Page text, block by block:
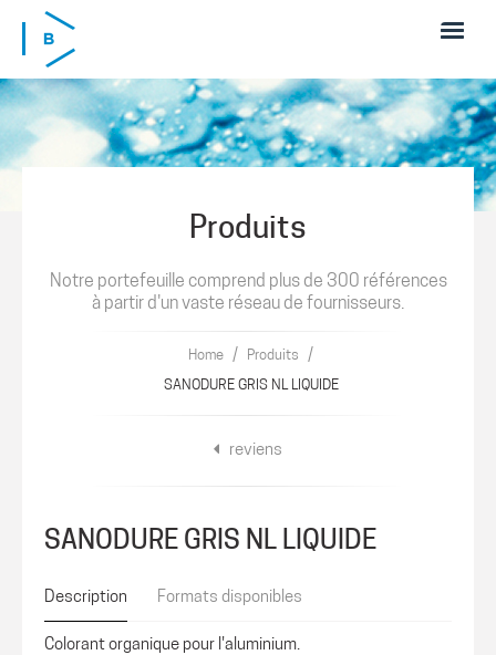
Skip to main content
Produits
Notre portefeuille comprend plus de 300 références
à partir d'un vaste réseau de fournisseurs.
Home / Produits /
SANODURE GRIS NL LIQUIDE
reviens
SANODURE GRIS NL LIQUIDE
Description Formats disponibles
Colorant organique pour l'aluminium.